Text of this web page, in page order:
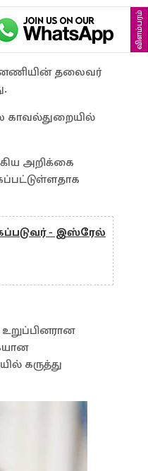
விளம்பரம்
தலைவர்
காவல்துறையில்
அறிக்கை
- இஸ்ரேல்
கருத்து